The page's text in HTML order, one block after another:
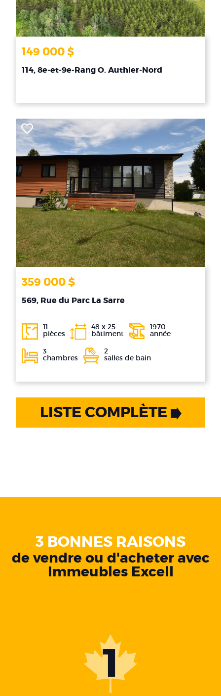
149 000 $
114, 8e-et-9e-Rang O. Authier-Nord
359 000 $
569, Rue du Parc La Sarre
11
pièces
48 x 25
bâtiment
1970
année
3
chambres
2
salles de bain
LISTE COMPLÈTE
3 BONNES RAISONS
de vendre ou d'acheter avec
Immeubles Excell
1